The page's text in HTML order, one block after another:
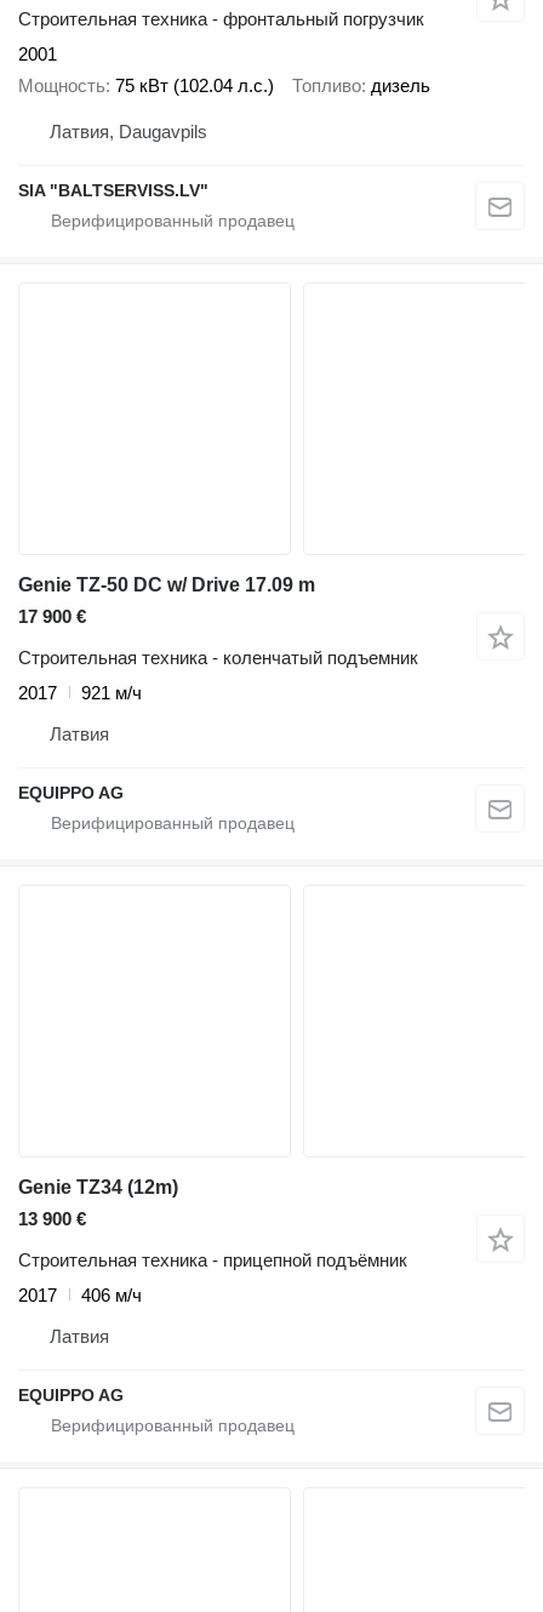
Строительная техника - фронтальный погрузчик
2001
Мощность 75 кВт (102.04 л.с.) Топливо дизель
Латвия, Daugavpils
SIA "BALTSERVISS.LV"
Genie TZ-50 DC w/ Drive 17.09 m
17 900 €
Строительная техника - коленчатый подъемник
2017
921 м/ч
Латвия
EQUIPPO AG
Genie TZ34 (12m)
13 900 €
Строительная техника - прицепной подъёмник
2017
406 м/ч
Латвия
EQUIPPO AG